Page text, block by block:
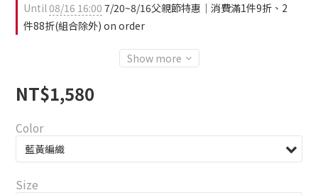
Until08/16 16:00 7/20~8/16父親節特惠｜消費滿1件9折、2
件88折(組合除外) on order
Show more
NT$1,580
Color
Size